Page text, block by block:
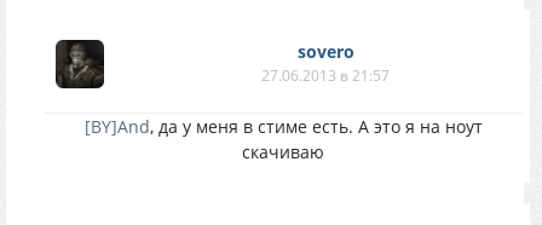
sovero
27.06.2013 в 21:57
[BY]And, да у меня в стиме есть. А это я на ноут
скачиваю